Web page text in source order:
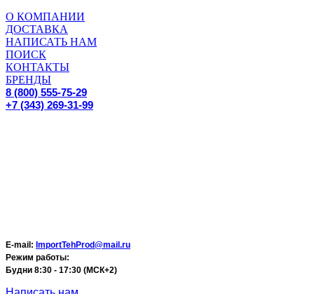
О КОМПАНИИ
ДОСТАВКА
НАПИСАТЬ НАМ
ПОИСК
КОНТАКТЫ
БРЕНДЫ
8 (800) 555-75-29
+7 (343) 269-31-99
E-mail: ImportTehProd@mail.ru
Режим работы:
Будни 8:30 - 17:30 (МСК+2)